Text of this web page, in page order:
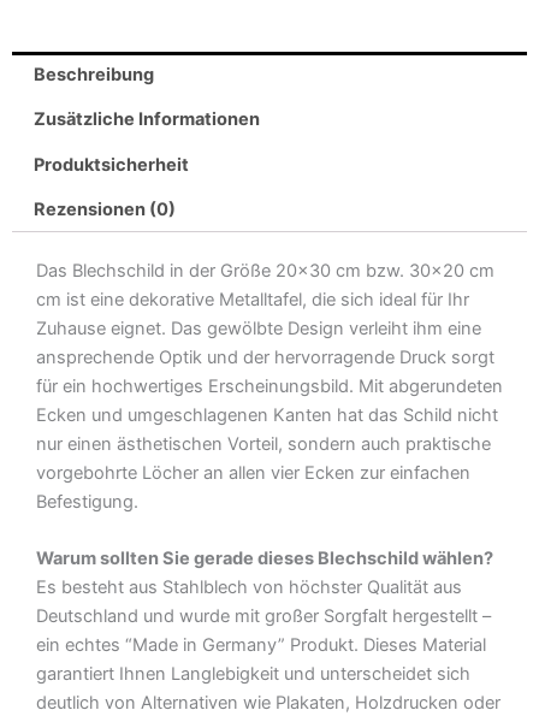
-
Elektriker
nicht
Helden
Metall
Deko
Menge
Beschreibung
Zusätzliche Informationen
Produktsicherheit
Rezensionen (0)
Das Blechschild in der Größe 20×30 cm bzw. 30×20 cm
cm ist eine dekorative Metalltafel, die sich ideal für Ihr
Zuhause eignet. Das gewölbte Design verleiht ihm eine
ansprechende Optik und der hervorragende Druck sorgt
für ein hochwertiges Erscheinungsbild. Mit abgerundeten
Ecken und umgeschlagenen Kanten hat das Schild nicht
nur einen ästhetischen Vorteil, sondern auch praktische
vorgebohrte Löcher an allen vier Ecken zur einfachen
Befestigung.
Warum sollten Sie gerade dieses Blechschild wählen?
Es besteht aus Stahlblech von höchster Qualität aus
Deutschland und wurde mit großer Sorgfalt hergestellt –
ein echtes “Made in Germany” Produkt. Dieses Material
garantiert Ihnen Langlebigkeit und unterscheidet sich
deutlich von Alternativen wie Plakaten, Holzdrucken oder